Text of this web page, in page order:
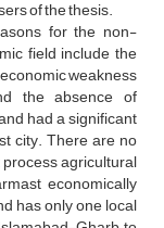
of the thesis.
for the non-
field include the
weakness
the absence of
had a significant
city. There are no
agricultural
economically
has only one local